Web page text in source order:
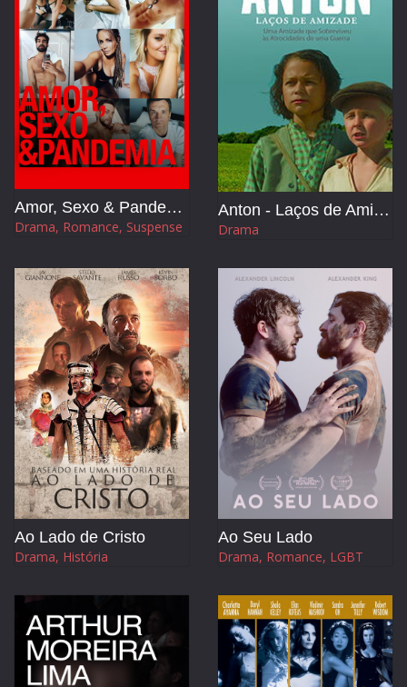
Amor, Sexo & Pandemia
Drama, Romance, Suspense
Anton - Laços de Amizade
Drama
Ao Lado de Cristo
Drama, História
Ao Seu Lado
Drama, Romance, LGBT